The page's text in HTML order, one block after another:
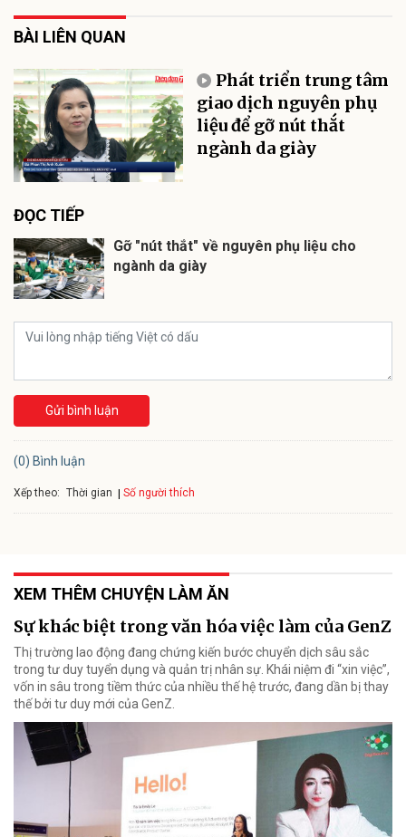
BÀI LIÊN QUAN
Phát triển trung tâm
giao dịch nguyên phụ
liệu để gỡ nút thắt
ngành da giày
ĐỌC TIẾP
Gỡ "nút thắt" về nguyên phụ liệu cho
ngành da giày
Gửi bình luận
(0) Bình luận
Xếp theo: Thời gian Số người thích
XEM THÊM CHUYỆN LÀM ĂN
Sự khác biệt trong văn hóa việc làm của GenZ
Thị trường lao động đang chứng kiến bước chuyển dịch sâu sắc
trong tư duy tuyển dụng và quản trị nhân sự. Khái niệm đi “xin việc”,
vốn in sâu trong tiềm thức của nhiều thế hệ trước, đang dần bị thay
thế bởi tư duy mới của GenZ.